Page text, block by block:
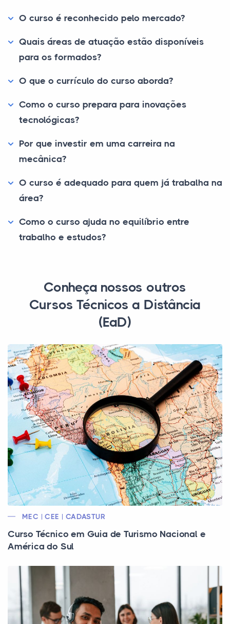
O curso é reconhecido pelo mercado?
Quais áreas de atuação estão disponíveis
para os formados?
O que o currículo do curso aborda?
Como o curso prepara para inovações
tecnológicas?
Por que investir em uma carreira na
mecânica?
O curso é adequado para quem já trabalha na
área?
Como o curso ajuda no equilíbrio entre
trabalho e estudos?
Conheça nossos outros
Cursos Técnicos a Distância
(EaD)
MEC | CEE | CADASTUR
Curso Técnico em Guia de Turismo Nacional e
América do Sul